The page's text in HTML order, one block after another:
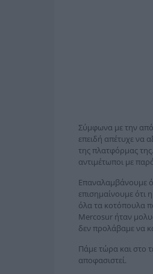
Σύμφωνα με την
επειδή απέτυχε να
της πλατφόρμας
αντιμέτωποι με
Επαναλαμβάνουμε
επισημαίνουμε ότι
όλα τα κοτόπουλα
Mercosur ήταν
δεν προλάβαμε να
Πάμε τώρα και στο
αποφασιστεί.